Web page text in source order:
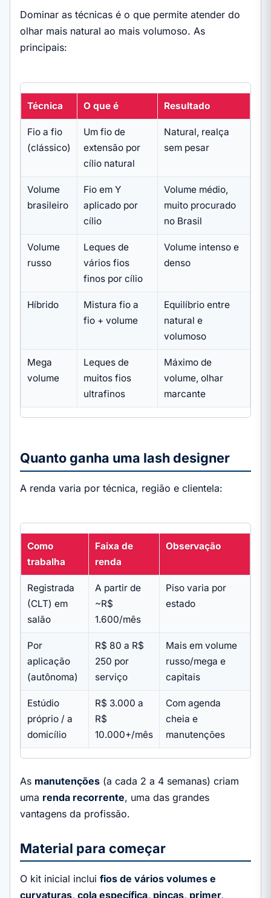
Dominar as técnicas é o que permite atender do
olhar mais natural ao mais volumoso. As
principais:
Técnica O que é Resultado
Fio a fio
(clássico)
Um fio de
extensão por
cílio natural
Natural, realça
sem pesar
Volume
brasileiro
Fio em Y
aplicado por
cílio
Volume médio,
muito procurado
no Brasil
Volume
russo
Leques de
vários fios
finos por cílio
Volume intenso e
denso
Híbrido
Mistura fio a
fio + volume
Equilíbrio entre
natural e
volumoso
Mega
volume
Leques de
muitos fios
ultrafinos
Máximo de
volume, olhar
marcante
Quanto ganha uma lash designer
A renda varia por técnica, região e clientela:
Como
trabalha
Faixa de
renda
Observação
Registrada
(CLT) em
salão
A partir de
~R$
1.600/mês
Piso varia por
estado
Por
aplicação
(autônoma)
R$ 80 a R$
250 por
serviço
Mais em volume
russo/mega e
capitais
Estúdio
próprio / a
domicílio
R$ 3.000 a
R$
10.000+/mês
Com agenda
cheia e
manutenções
As manutenções (a cada 2 a 4 semanas) criam
uma renda recorrente, uma das grandes
vantagens da profissão.
Material para começar
O kit inicial inclui fios de vários volumes e
curvaturas, cola específica, pinças, primer,